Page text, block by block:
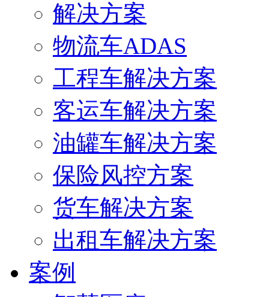
解决方案
物流车ADAS
工程车解决方案
客运车解决方案
油罐车解决方案
保险风控方案
货车解决方案
出租车解决方案
案例